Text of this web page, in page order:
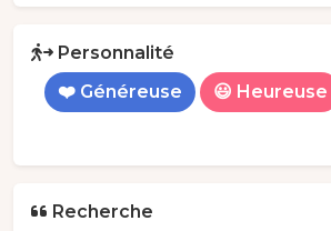
Personnalité
❤️ Généreuse
😃 Heureuse
Recherche